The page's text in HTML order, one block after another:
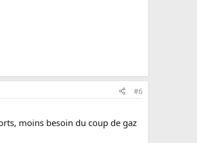
#6
moins besoin du coup de gaz